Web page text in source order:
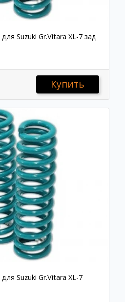
Suzuki Gr.Vitara XL-7 зад
Купить
Suzuki Gr.Vitara XL-7